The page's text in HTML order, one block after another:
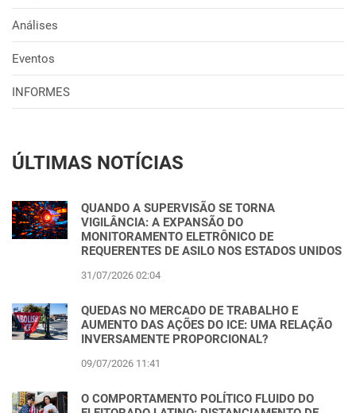
Análises
Eventos
INFORMES
ÚLTIMAS NOTÍCIAS
QUANDO A SUPERVISÃO SE TORNA
VIGILÂNCIA: A EXPANSÃO DO
MONITORAMENTO ELETRÔNICO DE
REQUERENTES DE ASILO NOS ESTADOS UNIDOS
31/07/2026 02:04
QUEDAS NO MERCADO DE TRABALHO E
AUMENTO DAS AÇÕES DO ICE: UMA RELAÇÃO
INVERSAMENTE PROPORCIONAL?
09/07/2026 11:41
O COMPORTAMENTO POLÍTICO FLUIDO DO